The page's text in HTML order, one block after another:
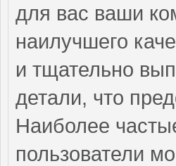
для вас ваши
наилучшего
и тщательно
детали, что
Наиболее
пользователи